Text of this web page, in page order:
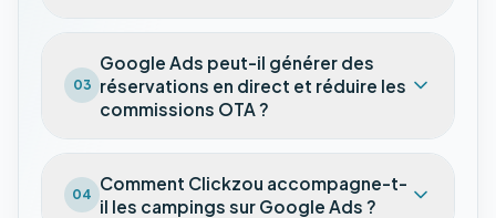
03
Google Ads peut-il générer des
réservations en direct et réduire les
commissions OTA ?
04
Comment Clickzou accompagne-t-
il les campings sur Google Ads ?